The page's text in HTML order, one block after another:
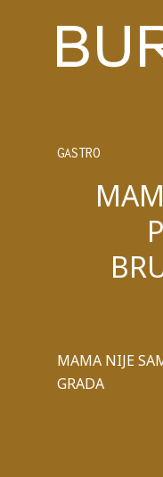
GASTRO
MAMA NIJE
GRADA